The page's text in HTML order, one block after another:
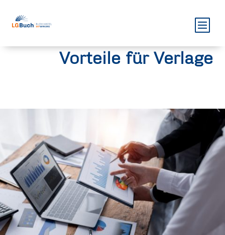
Vorteile für Verlage